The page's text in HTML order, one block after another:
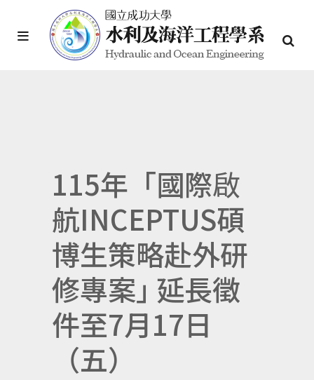
115年「國際啟
航INCEPTUS碩
博生策略赴外研
修專案｣ 延長徵
件至7月17日
（五）